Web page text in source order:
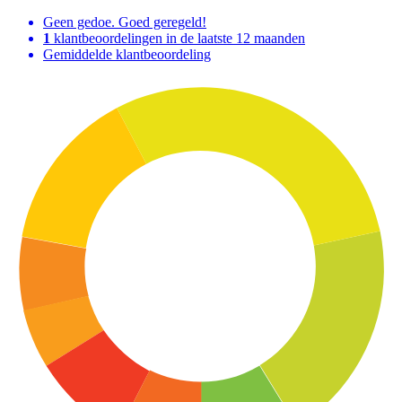
Geen gedoe. Goed geregeld!
1 klantbeoordelingen in de laatste 12 maanden
Gemiddelde klantbeoordeling